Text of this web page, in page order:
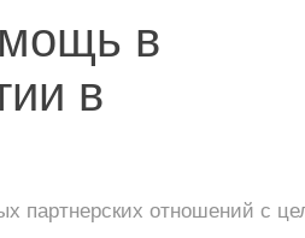
в
в
партнерских отношений с